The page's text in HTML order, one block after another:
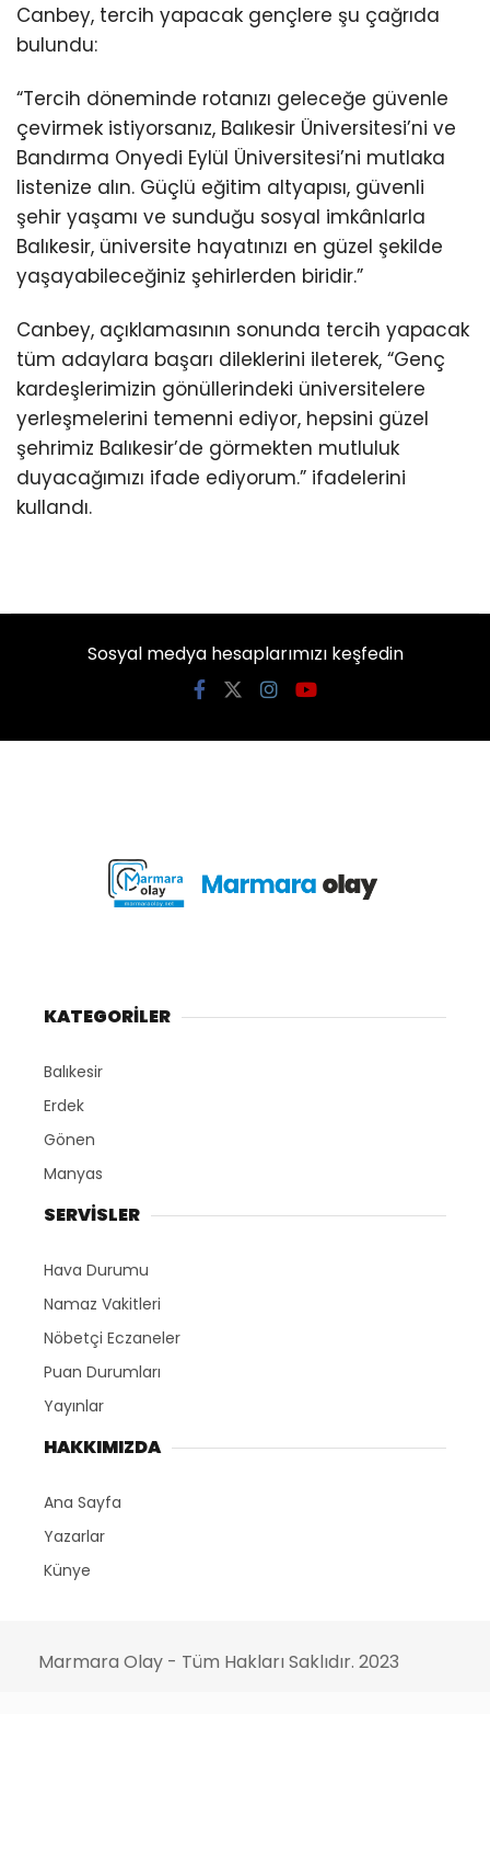
Canbey, tercih yapacak gençlere şu çağrıda
bulundu:
“Tercih döneminde rotanızı geleceğe güvenle
çevirmek istiyorsanız, Balıkesir Üniversitesi’ni ve
Bandırma Onyedi Eylül Üniversitesi’ni mutlaka
listenize alın. Güçlü eğitim altyapısı, güvenli
şehir yaşamı ve sunduğu sosyal imkânlarla
Balıkesir, üniversite hayatınızı en güzel şekilde
yaşayabileceğiniz şehirlerden biridir.”
Canbey, açıklamasının sonunda tercih yapacak
tüm adaylara başarı dileklerini ileterek, “Genç
kardeşlerimizin gönüllerindeki üniversitelere
yerleşmelerini temenni ediyor, hepsini güzel
şehrimiz Balıkesir’de görmekten mutluluk
duyacağımızı ifade ediyorum.” ifadelerini
kullandı.
Sosyal medya hesaplarımızı keşfedin
KATEGORİLER
Balıkesir
Erdek
Gönen
Manyas
SERVİSLER
Hava Durumu
Namaz Vakitleri
Nöbetçi Eczaneler
Puan Durumları
Yayınlar
HAKKIMIZDA
Ana Sayfa
Yazarlar
Künye
Marmara Olay - Tüm Hakları Saklıdır. 2023